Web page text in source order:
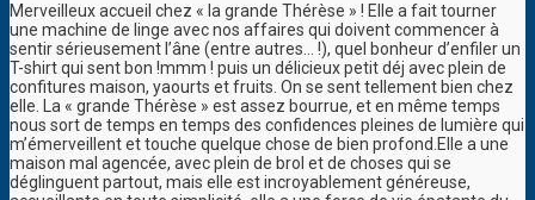
Merveilleux accueil chez « la grande Thérèse » ! Elle a fait tourner
une machine de linge avec nos affaires qui doivent commencer à
sentir sérieusement l’âne (entre autres… !), quel bonheur d’enfiler un
T-shirt qui sent bon !mmm ! puis un délicieux petit déj avec plein de
confitures maison, yaourts et fruits. On se sent tellement bien chez
elle. La « grande Thérèse » est assez bourrue, et en même temps
nous sort de temps en temps des confidences pleines de lumière qui
m’émerveillent et touche quelque chose de bien profond.Elle a une
maison mal agencée, avec plein de brol et de choses qui se
déglinguent partout, mais elle est incroyablement généreuse,